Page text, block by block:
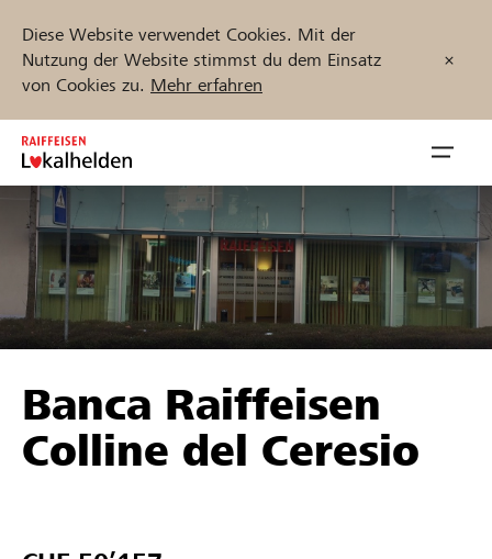
Diese Website verwendet Cookies. Mit der
Nutzung der Website stimmst du dem Einsatz
von Cookies zu. Mehr erfahren
Zum
Inhalt
springen
öffnen
Unterstützen
Hilfe & Support
Projekte und Organisationen finden
Jetzt starten
Banca Raiffeisen
Colline del Ceresio